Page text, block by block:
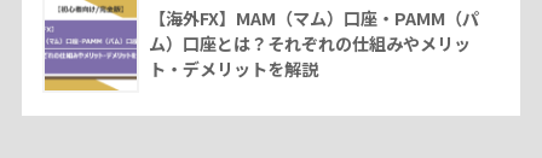
【海外FX】MAM（マム）口座・PAMM（パ
ム）口座とは？それぞれの仕組みやメリッ
ト・デメリットを解説